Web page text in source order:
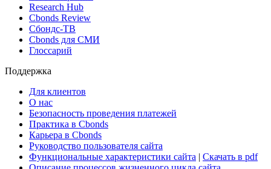
Research Hub
Cbonds Review
Сбондс-ТВ
Cbonds для СМИ
Глоссарий
Поддержка
Для клиентов
О нас
Безопасность проведения платежей
Практика в Cbonds
Карьера в Cbonds
Руководство пользователя сайта
Функциональные характеристики сайта | Скачать в pdf